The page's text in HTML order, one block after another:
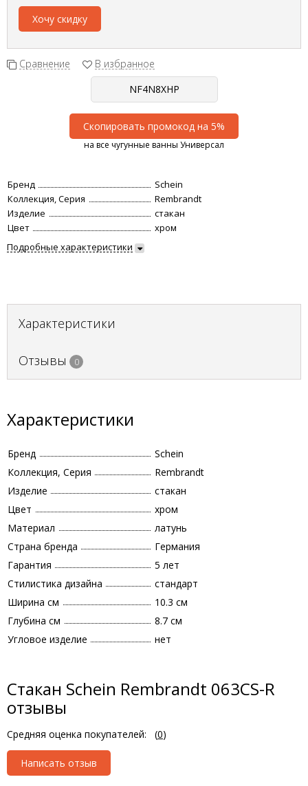
Хочу скидку
Сравнение В избранное
Скопировать промокод на 5%
на все чугунные ванны Универсал
Бренд
Schein
Коллекция, Серия
Rembrandt
Изделие
стакан
Цвет
хром
Подробные характеристики
Характеристики
Отзывы 0
Характеристики
Бренд
Schein
Коллекция, Серия
Rembrandt
Изделие
стакан
Цвет
хром
Материал
латунь
Страна бренда
Германия
Гарантия
5 лет
Стилистика дизайна
стандарт
Ширина см
10.3 см
Глубина см
8.7 см
Угловое изделие
нет
Стакан Schein Rembrandt 063CS-R
отзывы
Средняя оценка покупателей: (0)
Написать отзыв